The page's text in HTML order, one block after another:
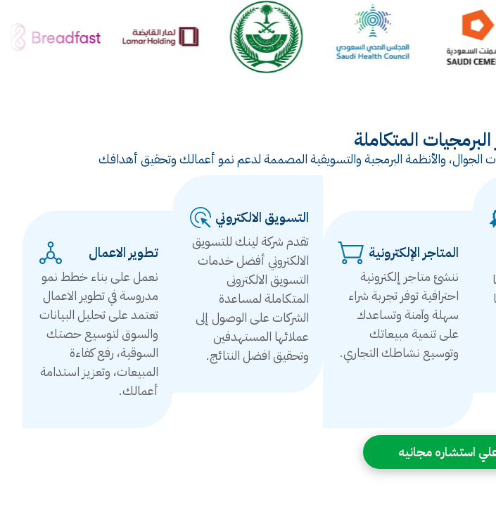
المتكاملة
الجوال، والأنظمة البرمجية والتسويقية المصممة لدعم نمو أعمالك وتحقيق أهدافك
المتاجر الإلكترونية
ننشئ متاجر إلكترونية
احترافية توفر تجربة شراء
سهلة وآمنة وتساعدك
على تنمية مبيعاتك
وتوسيع نشاطك التجاري.
التسويق الالكتروني
تقدم شركة لينك للتسويق
الالكتروني أفضل خدمات
التسويق الالكترونى
المتكاملة لمساعدة
الشركات على الوصول إلى
عملائها المستهدفين
وتحقيق افضل النتائج.
تطوير الاعمال
نعمل على بناء خطط نمو
مدروسة في تطوير الاعمال
تعتمد على تحليل البيانات
والسوق لتوسيع حصتك
السوقية، رفع كفاءة
المبيعات، وتعزيز استدامة
أعمالك.
استشاره مجانيه